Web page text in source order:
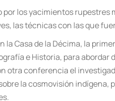
los yacimientos rupestres
las técnicas con las que
la Casa de la Décima, la
ía e Historia, para abordar
otra conferencia el
la cosmovisión indígena,